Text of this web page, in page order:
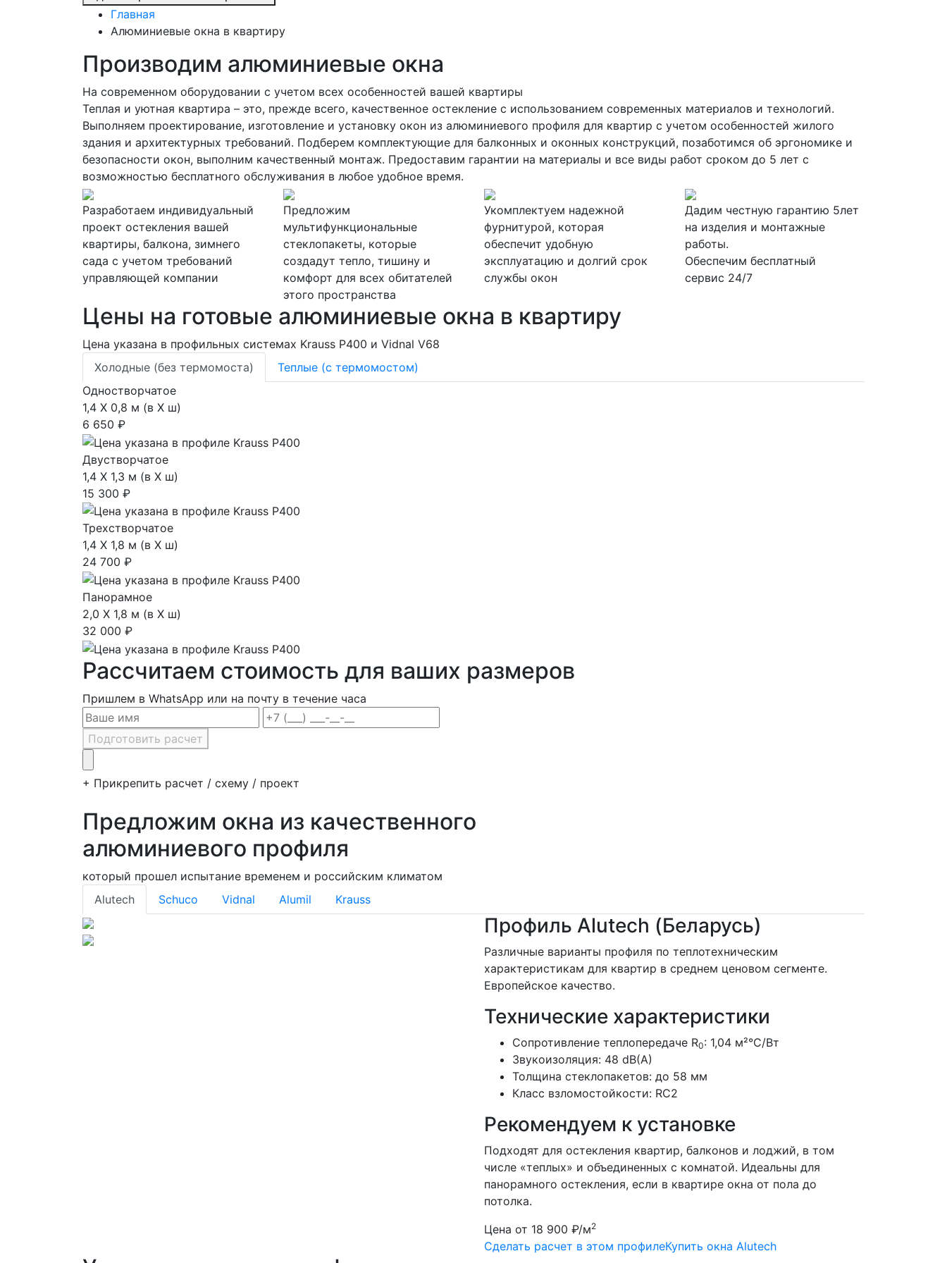
Главная
Алюминиевые окна в квартиру
Производим алюминиевые окна
На современном оборудовании с учетом всех особенностей вашей квартиры
Теплая и уютная квартира – это, прежде всего, качественное остекление с использованием современных материалов и технологий.
Выполняем проектирование, изготовление и установку окон из алюминиевого профиля для квартир с учетом особенностей жилого
здания и архитектурных требований. Подберем комплектующие для балконных и оконных конструкций, позаботимся об эргономике и
безопасности окон, выполним качественный монтаж. Предоставим гарантии на материалы и все виды работ сроком до 5 лет с
возможностью бесплатного обслуживания в любое удобное время.
Разработаем индивидуальный
проект остекления вашей
квартиры, балкона, зимнего
сада с учетом требований
управляющей компании
Предложим
мультифункциональные
стеклопакеты, которые
создадут тепло, тишину и
комфорт для всех обитателей
этого пространства
Укомплектуем надежной
фурнитурой, которая
обеспечит удобную
эксплуатацию и долгий срок
службы окон
Дадим честную гарантию 5лет
на изделия и монтажные
работы.
Обеспечим бесплатный
сервис 24/7
Цены на готовые алюминиевые окна в квартиру
Цена указана в профильных системах Krauss P400 и Vidnal V68
Холодные (без термомоста)
Теплые (с термомостом)
Одностворчатое
1,4 Х 0,8 м (в Х ш)
6 650 ₽
Двустворчатое
1,4 Х 1,3 м (в Х ш)
15 300 ₽
Трехстворчатое
1,4 Х 1,8 м (в Х ш)
24 700 ₽
Панорамное
2,0 Х 1,8 м (в Х ш)
32 000 ₽
Рассчитаем стоимость для ваших размеров
Пришлем в WhatsApp или на почту в течение часа
Подготовить расчет
+ Прикрепить расчет / схему / проект
Предложим окна из качественного
алюминиевого профиля
который прошел испытание временем и российским климатом
Alutech
Schuco Vidnal Alumil Krauss
Профиль Alutech (Беларусь)
Различные варианты профиля по теплотехническим
характеристикам для квартир в среднем ценовом сегменте.
Европейское качество.
Технические характеристики
Сопротивление теплопередаче R0: 1,04 м²°С/Вт
Звукоизоляция: 48 dB(A)
Толщина стеклопакетов: до 58 мм
Класс взломостойкости: RC2
Рекомендуем к установке
Подходят для остекления квартир, балконов и лоджий, в том
числе «теплых» и объединенных с комнатой. Идеальны для
панорамного остекления, если в квартире окна от пола до
потолка.
Цена от 18 900 ₽/м2
Сделать расчет в этом профилеКупить окна Alutech